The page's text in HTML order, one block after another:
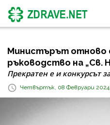
Министърът отново
ръководство на „Св.
Прекратен е и конкурсът
Четвъртък, 08 Февруари 2024